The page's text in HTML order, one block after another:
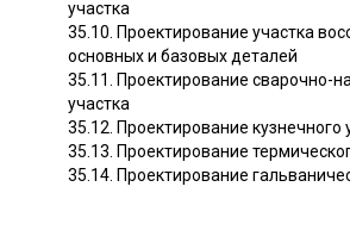
участка
35.10. Проектирование участка
основных и базовых деталей
35.11. Проектирование сварочно-
участка
35.12. Проектирование кузнечного
35.13. Проектирование
35.14. Проектирование